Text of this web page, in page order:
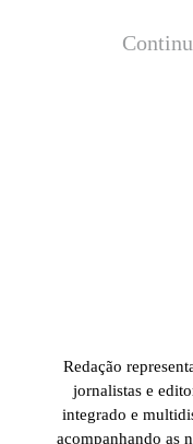
Redação
jornalistas e
integrado e
acompanhando as